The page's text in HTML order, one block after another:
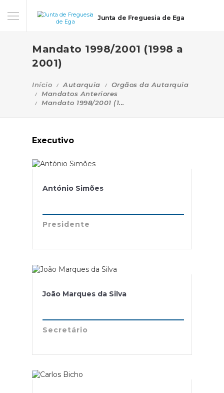
Junta de Freguesia de Ega
Mandato 1998/2001 (1998 a
2001)
Início Autarquia
Orgãos da Autarquia
Mandatos Anteriores
Mandato 1998/2001 (1...
Executivo
António Simões
Presidente
João Marques da Silva
Secretário